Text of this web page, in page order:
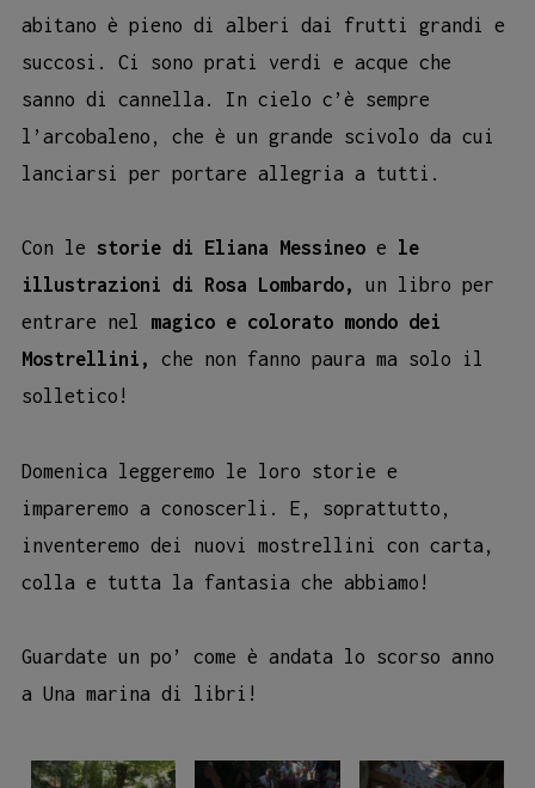
abitano è pieno di alberi dai frutti grandi e
succosi. Ci sono prati verdi e acque che
sanno di cannella. In cielo c’è sempre
l’arcobaleno, che è un grande scivolo da cui
lanciarsi per portare allegria a tutti.
Con le storie di Eliana Messineo e le
illustrazioni di Rosa Lombardo,
un libro per
entrare nel magico e colorato mondo dei
Mostrellini,
che non fanno paura ma solo il
solletico!
Domenica leggeremo le loro storie e
impareremo a conoscerli. E, soprattutto,
inventeremo dei nuovi mostrellini con carta,
colla e tutta la fantasia che abbiamo!
Guardate un po’ come è andata lo scorso anno
a Una marina di libri!